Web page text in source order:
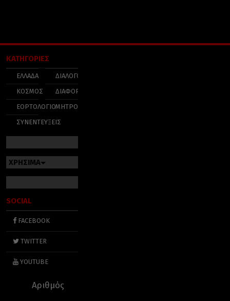
ΚΑΤΗΓΟΡΙΕΣ
ΕΛΛΑΔΑ
ΚΟΣΜΟΣ
ΕΟΡΤΟΛΟΓΙΟ
ΣΥΝΕΝΤΕΥΞΕΙΣ
ΔΙΑΛΟΓΟΣ
ΔΙΑΦΟΡΑ
ΜΗΤΡΟΠΟΛΕΙΣ
ΧΡΗΣΙΜΑ
SOCIAL
FACEBOOK
TWITTER
YOUTUBE
Αριθμός